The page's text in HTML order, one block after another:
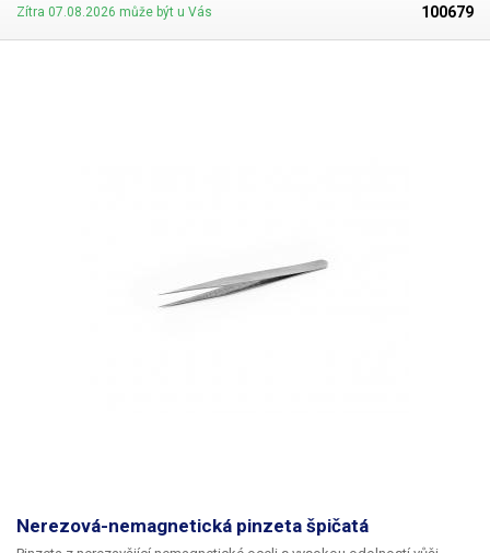
Zítra 07.08.2026 může být u Vás
100679
Nerezová-nemagnetická pinzeta špičatá